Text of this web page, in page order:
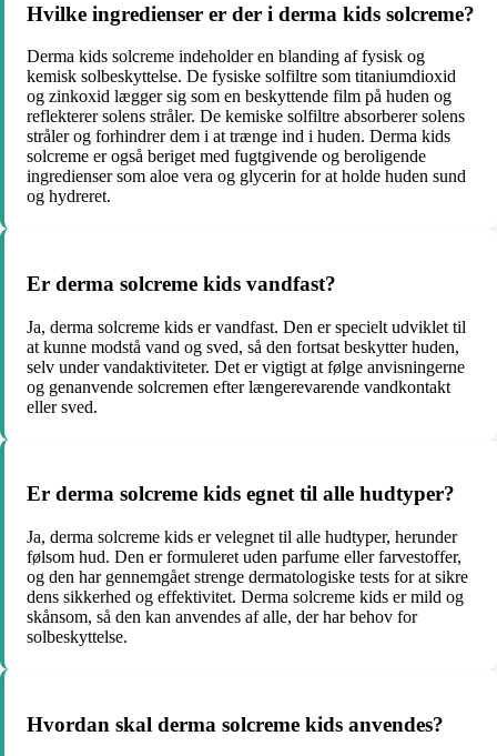
Hvilke ingredienser er der i derma kids solcreme?
Derma kids solcreme indeholder en blanding af fysisk og
kemisk solbeskyttelse. De fysiske solfiltre som titaniumdioxid
og zinkoxid lægger sig som en beskyttende film på huden og
reflekterer solens stråler. De kemiske solfiltre absorberer solens
stråler og forhindrer dem i at trænge ind i huden. Derma kids
solcreme er også beriget med fugtgivende og beroligende
ingredienser som aloe vera og glycerin for at holde huden sund
og hydreret.
Er derma solcreme kids vandfast?
Ja, derma solcreme kids er vandfast. Den er specielt udviklet til
at kunne modstå vand og sved, så den fortsat beskytter huden,
selv under vandaktiviteter. Det er vigtigt at følge anvisningerne
og genanvende solcremen efter længerevarende vandkontakt
eller sved.
Er derma solcreme kids egnet til alle hudtyper?
Ja, derma solcreme kids er velegnet til alle hudtyper, herunder
følsom hud. Den er formuleret uden parfume eller farvestoffer,
og den har gennemgået strenge dermatologiske tests for at sikre
dens sikkerhed og effektivitet. Derma solcreme kids er mild og
skånsom, så den kan anvendes af alle, der har behov for
solbeskyttelse.
Hvordan skal derma solcreme kids anvendes?